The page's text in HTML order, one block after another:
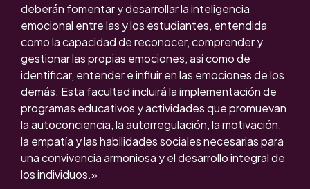
deberán fomentar y desarrollar la inteligencia
emocional entre las y los estudiantes, entendida
como la capacidad de reconocer, comprender y
gestionar las propias emociones, así como de
identificar, entender e influir en las emociones de los
demás. Esta facultad incluirá la implementación de
programas educativos y actividades que promuevan
la autoconciencia, la autorregulación, la motivación,
la empatía y las habilidades sociales necesarias para
una convivencia armoniosa y el desarrollo integral de
los individuos.»